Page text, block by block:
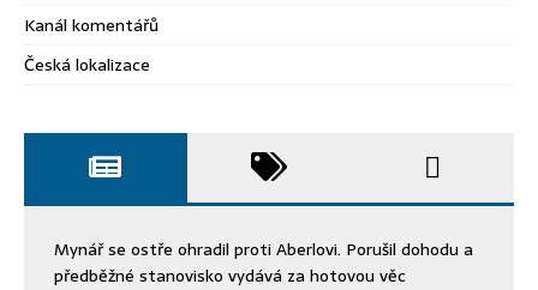
Kanál komentářů
Česká lokalizace
Mynář se ostře ohradil proti Aberlovi. Porušil dohodu a
předběžné stanovisko vydává za hotovou věc